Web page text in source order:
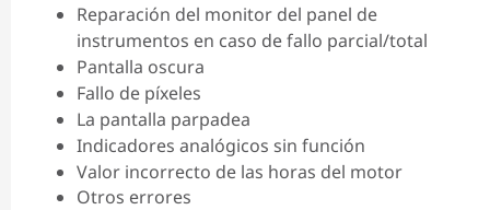
Reparación del monitor del panel de
instrumentos en caso de fallo parcial/total
Pantalla oscura
Fallo de píxeles
La pantalla parpadea
Indicadores analógicos sin función
Valor incorrecto de las horas del motor
Otros errores